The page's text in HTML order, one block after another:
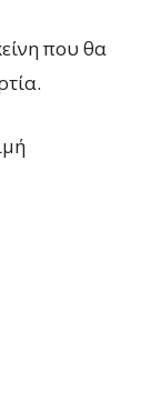
που θα